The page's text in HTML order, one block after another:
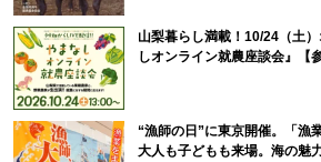
山梨暮らし満載！10/24（土
しオンライン就農座談会』【
“漁師の日”に東京開催。「漁
大人も子どもも来場。海の魅